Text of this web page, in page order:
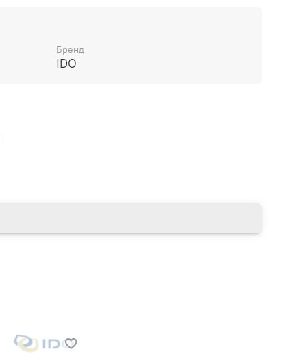
Бренд
IDO